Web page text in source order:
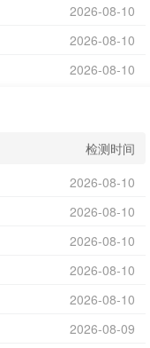
2026-08-10
2026-08-10
2026-08-10
检测时间
2026-08-10
2026-08-10
2026-08-10
2026-08-10
2026-08-10
2026-08-09